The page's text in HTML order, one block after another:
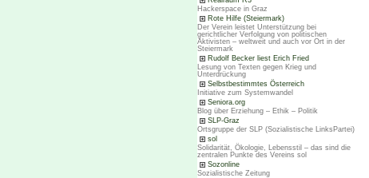
Hackerspace in Graz
Rote Hilfe (Steiermark)
Der Verein leistet Unterstützung bei
gerichtlicher Verfolgung von politischen
Aktivisten – weltweit und auch vor Ort in der
Steiermark
Rudolf Becker liest Erich Fried
Lesung von Texten gegen Krieg und
Unterdrückung
Selbstbestimmtes Österreich
Initiative zum Systemwandel
Seniora.org
Blog über Erziehung – Ethik – Politik
SLP-Graz
Ortsgruppe der SLP (Sozialistische LinksPartei)
sol
Solidarität, Ökologie, Lebensstil – das sind die
zentralen Punkte des Vereins sol
Sozonline
Sozialistische Zeitung